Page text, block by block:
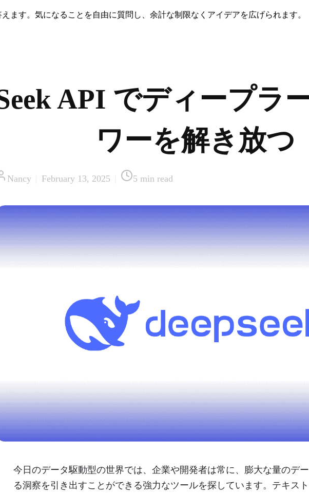
ます。気になることを自由に質問し、余計な制限なくアイデアを広げられます。
API でディープラ
ワーを解き放つ
Nancy February 13, 2025 5 min read
今日のデータ駆動型の世界では、企業や開発者は常に、膨大な量のデ
る洞察を引き出すことができる強力なツールを探しています。テキス